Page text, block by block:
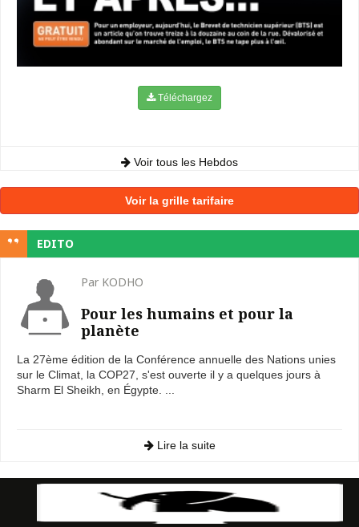
Téléchargez
Voir tous les Hebdos
Voir la grille tarifaire
EDITO
Par KODHO
Pour les humains et pour la
planète
La 27ème édition de la Conférence annuelle des Nations unies
sur le Climat, la COP27, s'est ouverte il y a quelques jours à
Sharm El Sheikh, en Égypte. ...
Lire la suite